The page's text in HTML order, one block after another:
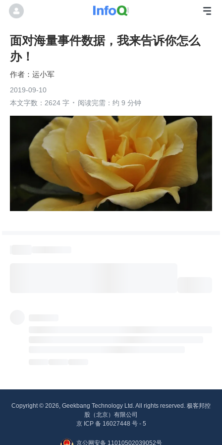
面对海量事件数据，我来告诉你怎么
办！
运小军
2019-09-10
本文字数：2624 字
阅读完需：约 9 分钟
Copyright © 2026, Geekbang Technology Ltd. All rights reserved. 极客邦控
股（北京）有限公司
京 ICP 备 16027448 号 - 5
京公网安备 11010502039052号